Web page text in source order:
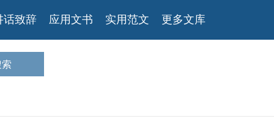
话致辞 应用文书 实用范文 更多文库